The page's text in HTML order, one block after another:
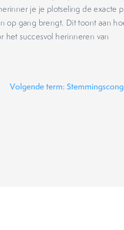
je je plotseling de exacte
op gang brengt. Dit toont aan
het succesvol herinneren van
Volgende term: